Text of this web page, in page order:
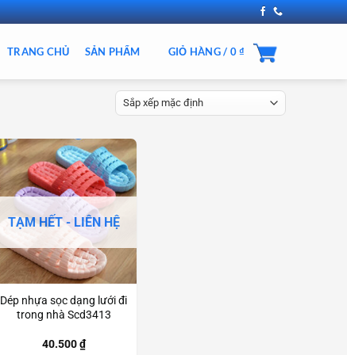
TRANG CHỦ SẢN PHẨM GIỎ HÀNG / 0₫
TẠM HẾT - LIÊN HỆ
Dép nhựa sọc dạng lưới đi
trong nhà Scd3413
40.500₫